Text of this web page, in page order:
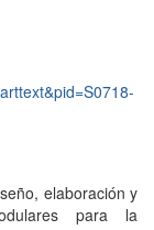
elaboración y
para la